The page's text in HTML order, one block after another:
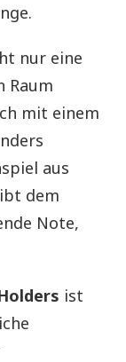
nur eine
Raum
mit einem
aus
dem
Note,
ist